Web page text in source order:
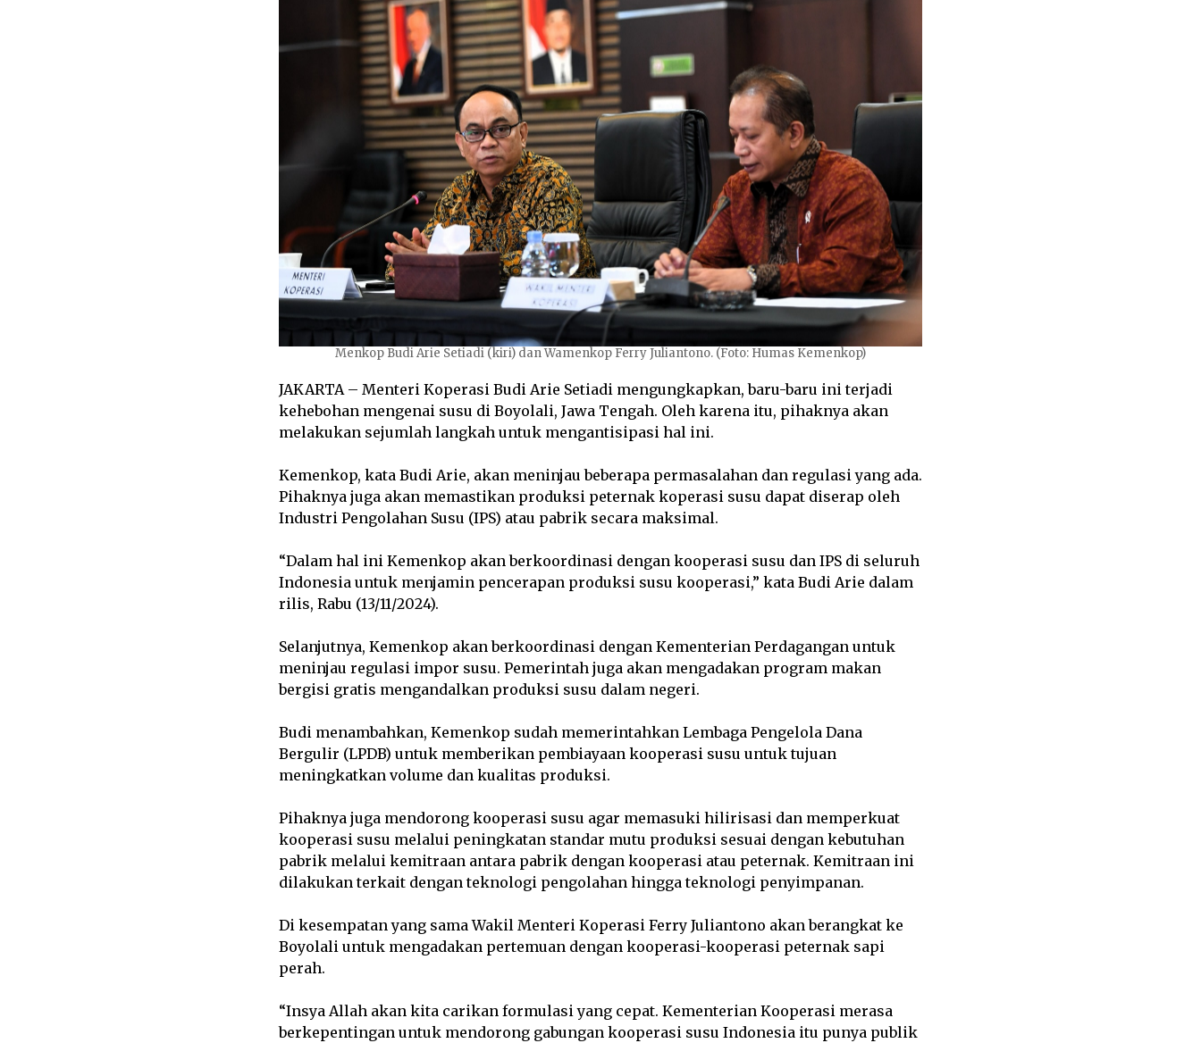
Menkop Budi Arie Setiadi (kiri) dan Wamenkop Ferry Juliantono. (Foto: Humas Kemenkop)
JAKARTA – Menteri Koperasi Budi Arie Setiadi mengungkapkan, baru-baru ini terjadi
kehebohan mengenai susu di Boyolali, Jawa Tengah. Oleh karena itu, pihaknya akan
melakukan sejumlah langkah untuk mengantisipasi hal ini.
Kemenkop, kata Budi Arie, akan meninjau beberapa permasalahan dan regulasi yang ada.
Pihaknya juga akan memastikan produksi peternak koperasi susu dapat diserap oleh
Industri Pengolahan Susu (IPS) atau pabrik secara maksimal.
“Dalam hal ini Kemenkop akan berkoordinasi dengan kooperasi susu dan IPS di seluruh
Indonesia untuk menjamin pencerapan produksi susu kooperasi,” kata Budi Arie dalam
rilis, Rabu (13/11/2024).
Selanjutnya, Kemenkop akan berkoordinasi dengan Kementerian Perdagangan untuk
meninjau regulasi impor susu. Pemerintah juga akan mengadakan program makan
bergisi gratis mengandalkan produksi susu dalam negeri.
Budi menambahkan, Kemenkop sudah memerintahkan Lembaga Pengelola Dana
Bergulir (LPDB) untuk memberikan pembiayaan kooperasi susu untuk tujuan
meningkatkan volume dan kualitas produksi.
Pihaknya juga mendorong kooperasi susu agar memasuki hilirisasi dan memperkuat
kooperasi susu melalui peningkatan standar mutu produksi sesuai dengan kebutuhan
pabrik melalui kemitraan antara pabrik dengan kooperasi atau peternak. Kemitraan ini
dilakukan terkait dengan teknologi pengolahan hingga teknologi penyimpanan.
Di kesempatan yang sama Wakil Menteri Koperasi Ferry Juliantono akan berangkat ke
Boyolali untuk mengadakan pertemuan dengan kooperasi-kooperasi peternak sapi
perah.
“Insya Allah akan kita carikan formulasi yang cepat. Kementerian Kooperasi merasa
berkepentingan untuk mendorong gabungan kooperasi susu Indonesia itu punya publik